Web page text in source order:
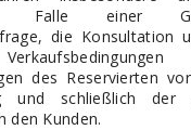
Falle einer
die Konsultation
des Reservierten
und schließlich der
den Kunden.